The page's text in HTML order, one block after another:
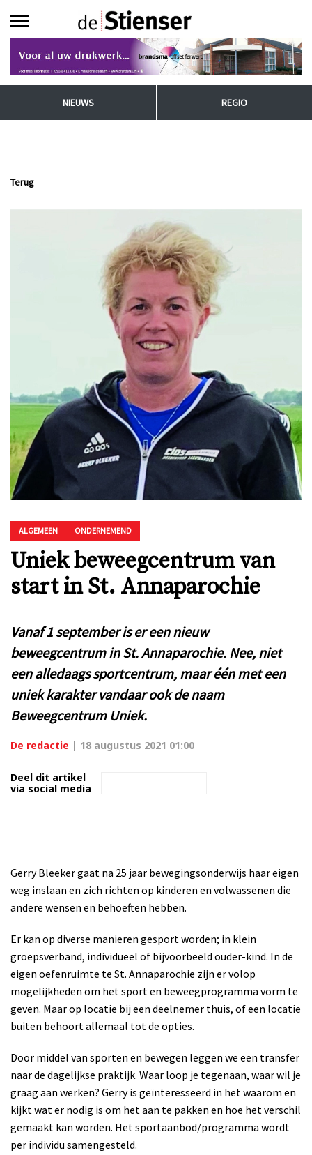
NIEUWS REGIO
Terug
ALGEMEEN ONDERNEMEND
Uniek beweegcentrum van
start in St. Annaparochie
Vanaf 1 september is er een nieuw
beweegcentrum in St. Annaparochie. Nee, niet
een alledaags sportcentrum, maar één met een
uniek karakter vandaar ook de naam
Beweegcentrum Uniek.
De redactie | 18 augustus 2021 01:00
Deel dit artikel
via social media
Gerry Bleeker gaat na 25 jaar bewegingsonderwijs haar eigen
weg inslaan en zich richten op kinderen en volwassenen die
andere wensen en behoeften hebben.
Er kan op diverse manieren gesport worden; in klein
groepsverband, individueel of bijvoorbeeld ouder-kind. In de
eigen oefenruimte te St. Annaparochie zijn er volop
mogelijkheden om het sport en beweegprogramma vorm te
geven. Maar op locatie bij een deelnemer thuis, of een locatie
buiten behoort allemaal tot de opties.
Door middel van sporten en bewegen leggen we een transfer
naar de dagelijkse praktijk. Waar loop je tegenaan, waar wil je
graag aan werken? Gerry is geïnteresseerd in het waarom en
kijkt wat er nodig is om het aan te pakken en hoe het verschil
gemaakt kan worden. Het sportaanbod/programma wordt
per individu samengesteld.